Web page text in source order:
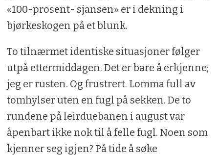
«100-prosent- sjansen» er i dekning i
bjørkeskogen på et blunk.
To tilnærmet identiske situasjoner følger
utpå ettermiddagen. Det er bare å erkjenne;
jeg er rusten. Og frustrert. Lomma full av
tomhylser uten en fugl på sekken. De to
rundene på leirduebanen i august var
åpenbart ikke nok til å felle fugl. Noen som
kjenner seg igjen? På tide å søke